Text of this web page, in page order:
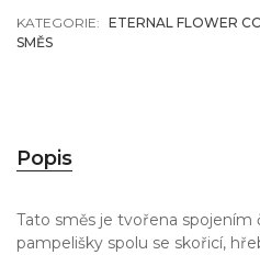
KATEGORIE: ETERNAL FLOWER
SMĚS
Popis
Tato směs je tvořena spojením
pampelišky spolu se skořicí,